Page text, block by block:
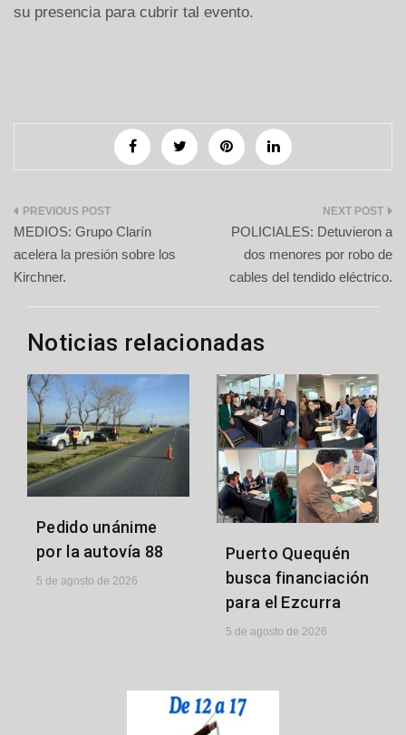
su presencia para cubrir tal evento.
Navegación
de
entradas
MEDIOS: Grupo Clarín
acelera la presión sobre los
Kirchner.
POLICIALES: Detuvieron a
dos menores por robo de
cables del tendido eléctrico.
Noticias relacionadas
Pedido unánime
por la autovía 88
5 de agosto de 2026
Puerto Quequén
busca financiación
para el Ezcurra
5 de agosto de 2026